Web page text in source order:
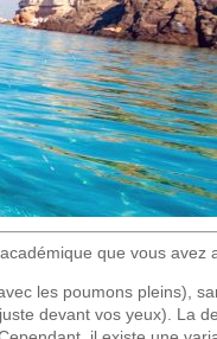
que vous avez
les poumons pleins),
devant vos yeux). La